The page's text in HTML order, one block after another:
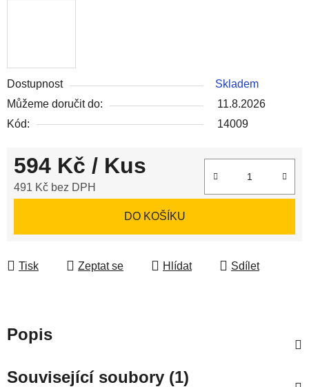
Dostupnost
Skladem
Můžeme doručit do:
11.8.2026
Kód:
14009
594 Kč / Kus
491 Kč bez DPH
DO KOŠÍKU
Tisk Zeptat se Hlídat Sdílet
Popis
Související soubory (1)